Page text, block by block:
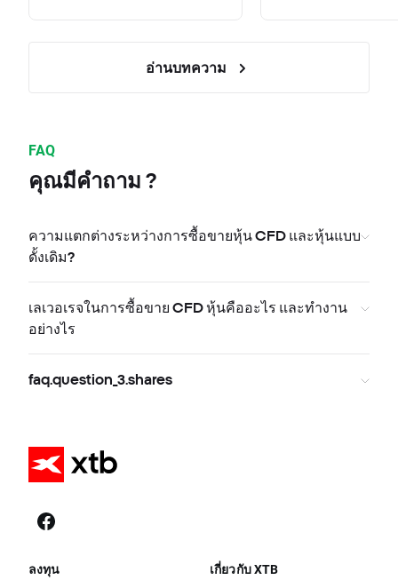
อ่านบทความ
FAQ
คุณมีคำถาม ?
ความแตกต่างระหว่างการซื้อขายหุ้น CFD และหุ้นแบบ
ดั้งเดิม?
เลเวอเรจในการซื้อขาย CFD หุ้นคืออะไร และทำงาน
อย่างไร
faq.question_3.shares
ลงทุน เกี่ยวกับ XTB